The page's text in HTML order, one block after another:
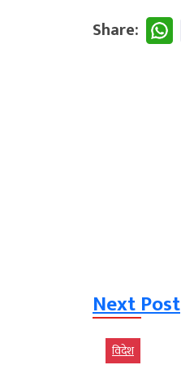
Share:
Next Post
विदेश